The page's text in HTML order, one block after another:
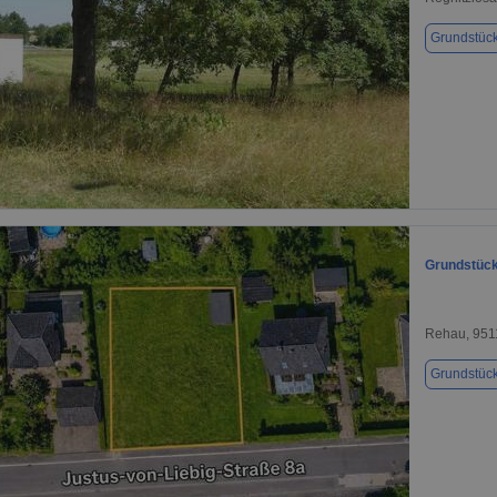
1 / 1
Rehau,